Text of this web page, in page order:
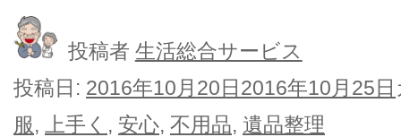
投稿者 生活総合サービス
投稿日: 2016年10月20日2016年10月25日
服, 上手く , 安心, 不用品, 遺品整理